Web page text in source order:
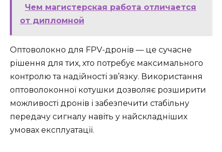
Чем магистерская работа отличается
от дипломной
Оптоволокно для FPV-дронів — це сучасне
рішення для тих, хто потребує максимального
контролю та надійності зв’язку. Використання
оптоволоконної котушки дозволяє розширити
можливості дронів і забезпечити стабільну
передачу сигналу навіть у найскладніших
умовах експлуатації.